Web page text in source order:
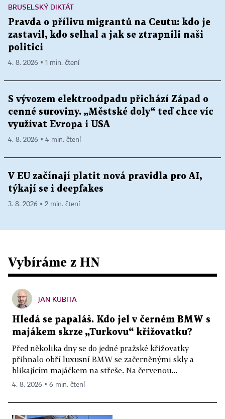
BRUSELSKÝ DIKTÁT
Pravda o přílivu migrantů na Ceutu: kdo je
zastavil, kdo selhal a jak se ztrapnili naši
politici
4. 8. 2026 ▪ 1 min. čtení
S vývozem elektroodpadu přichází Západ o
cenné suroviny. „Městské doly“ teď chce víc
využívat Evropa i USA
4. 8. 2026 ▪ 4 min. čtení
V EU začínají platit nová pravidla pro AI,
týkají se i deepfakes
3. 8. 2026 ▪ 2 min. čtení
Vybíráme z HN
JAN KUBITA
Hledá se papaláš. Kdo jel v černém BMW s
majákem skrze „Turkovu“ křižovatku?
Před několika dny se do jedné pražské křižovatky
přihnalo obří luxusní BMW se začerněnými skly a
blikajícím majáčkem na střeše. Na červenou...
4. 8. 2026 ▪ 6 min. čtení